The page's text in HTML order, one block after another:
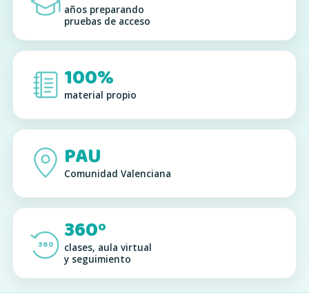
años preparando
pruebas de acceso
100%
material propio
PAU
Comunidad Valenciana
360 360º
clases, aula virtual
y seguimiento